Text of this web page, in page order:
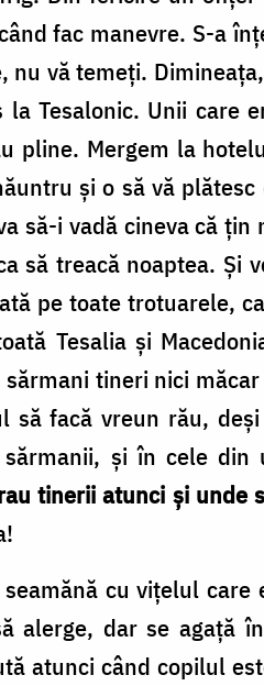
fac manevre. S-a
nu vă temeţi.
Tesalonic. Unii care
pline. Mergem la
şi o să vă
să-i vadă cineva că
să treacă noaptea.
pe toate trotuarele,
Tesalia şi
tineri nici
să facă vreun rău,
şi în cele
tinerii atunci şi unde
cu viţelul
alerge, dar se agață
atunci când copilul